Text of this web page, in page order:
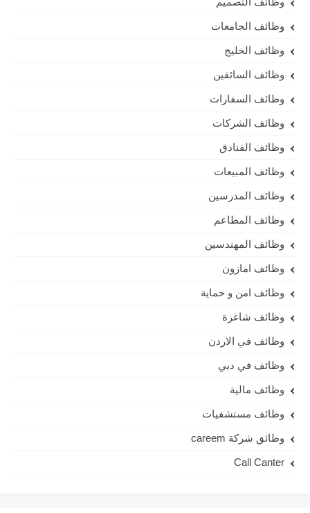
وظائف الجامعات
وظائف الخليج
وظائف السائقين
وظائف السفارات
وظائف الشركات
وظائف الفنادق
وظائف المبيعات
وظائف المدرسين
وظائف المطاعم
وظائف المهندسين
وظائف امازون
وظائف امن و حماية
وظائف شاغرة
وظائف في الاردن
وظائف في دبي
وظائف مالية
وظائف مستشفيات
وظائق شركة careem
Call Canter